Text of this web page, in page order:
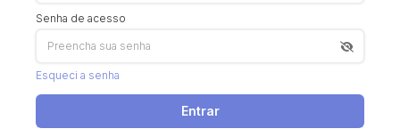
Senha de acesso
Esqueci a senha
Entrar